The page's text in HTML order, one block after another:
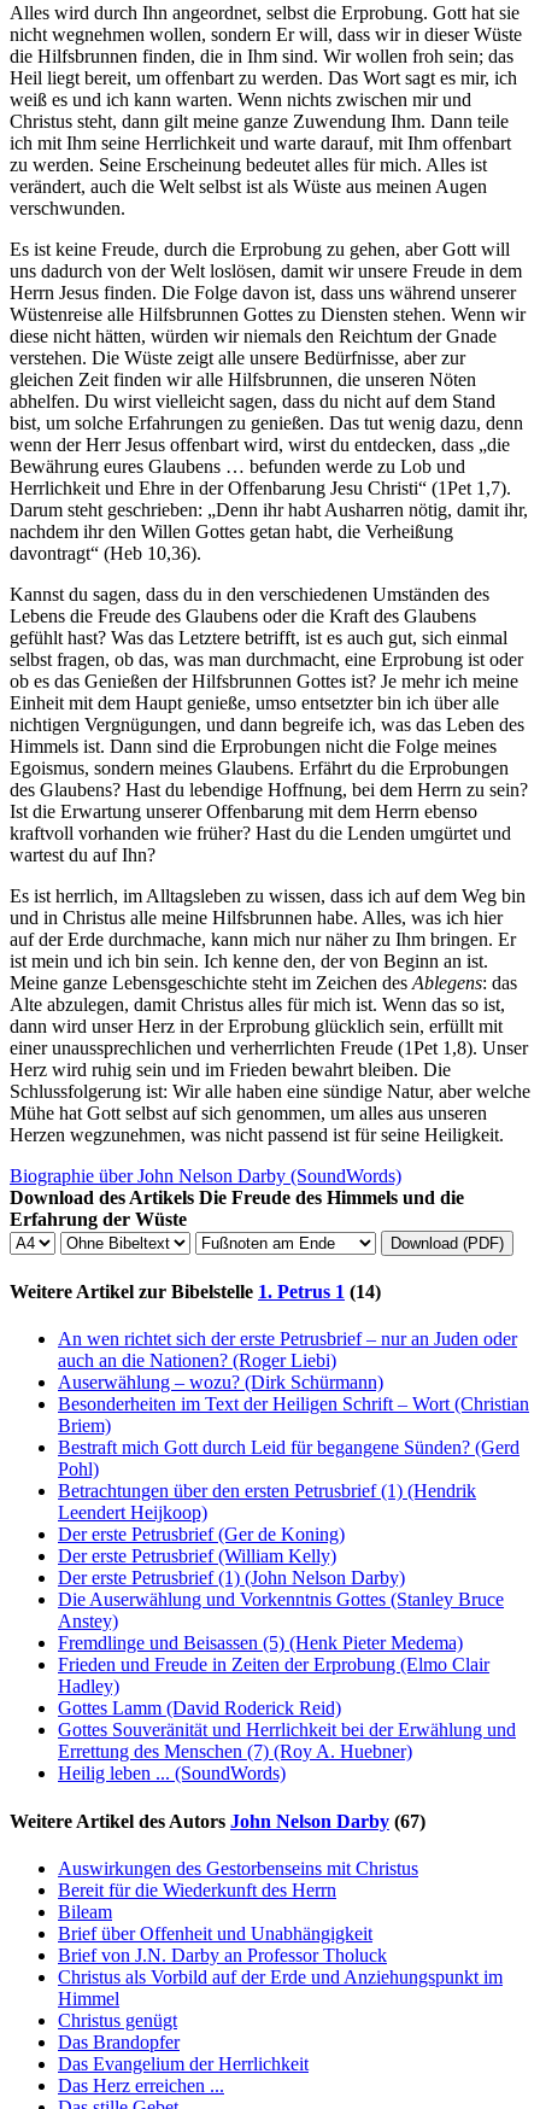
Alles wird durch Ihn angeordnet, selbst die Erprobung. Gott hat sie
nicht wegnehmen wollen, sondern Er will, dass wir in dieser Wüste
die Hilfsbrunnen finden, die in Ihm sind. Wir wollen froh sein; das
Heil liegt bereit, um offenbart zu werden. Das Wort sagt es mir, ich
weiß es und ich kann warten. Wenn nichts zwischen mir und
Christus steht, dann gilt meine ganze Zuwendung Ihm. Dann teile
ich mit Ihm seine Herrlichkeit und warte darauf, mit Ihm offenbart
zu werden. Seine Erscheinung bedeutet alles für mich. Alles ist
verändert, auch die Welt selbst ist als Wüste aus meinen Augen
verschwunden.
Es ist keine Freude, durch die Erprobung zu gehen, aber Gott will
uns dadurch von der Welt loslösen, damit wir unsere Freude in dem
Herrn Jesus finden. Die Folge davon ist, dass uns während unserer
Wüstenreise alle Hilfsbrunnen Gottes zu Diensten stehen. Wenn wir
diese nicht hätten, würden wir niemals den Reichtum der Gnade
verstehen. Die Wüste zeigt alle unsere Bedürfnisse, aber zur
gleichen Zeit finden wir alle Hilfsbrunnen, die unseren Nöten
abhelfen. Du wirst vielleicht sagen, dass du nicht auf dem Stand
bist, um solche Erfahrungen zu genießen. Das tut wenig dazu, denn
wenn der Herr Jesus offenbart wird, wirst du entdecken, dass „die
Bewährung eures Glaubens … befunden werde zu Lob und
Herrlichkeit und Ehre in der Offenbarung Jesu Christi“ (1Pet 1,7).
Darum steht geschrieben: „Denn ihr habt Ausharren nötig, damit ihr,
nachdem ihr den Willen Gottes getan habt, die Verheißung
davontragt“ (Heb 10,36).
Kannst du sagen, dass du in den verschiedenen Umständen des
Lebens die Freude des Glaubens oder die Kraft des Glaubens
gefühlt hast? Was das Letztere betrifft, ist es auch gut, sich einmal
selbst fragen, ob das, was man durchmacht, eine Erprobung ist oder
ob es das Genießen der Hilfsbrunnen Gottes ist? Je mehr ich meine
Einheit mit dem Haupt genieße, umso entsetzter bin ich über alle
nichtigen Vergnügungen, und dann begreife ich, was das Leben des
Himmels ist. Dann sind die Erprobungen nicht die Folge meines
Egoismus, sondern meines Glaubens. Erfährt du die Erprobungen
des Glaubens? Hast du lebendige Hoffnung, bei dem Herrn zu sein?
Ist die Erwartung unserer Offenbarung mit dem Herrn ebenso
kraftvoll vorhanden wie früher? Hast du die Lenden umgürtet und
wartest du auf Ihn?
Es ist herrlich, im Alltagsleben zu wissen, dass ich auf dem Weg bin
und in Christus alle meine Hilfsbrunnen habe. Alles, was ich hier
auf der Erde durchmache, kann mich nur näher zu Ihm bringen. Er
ist mein und ich bin sein. Ich kenne den, der von Beginn an ist.
Meine ganze Lebensgeschichte steht im Zeichen des Ablegens: das
Alte abzulegen, damit Christus alles für mich ist. Wenn das so ist,
dann wird unser Herz in der Erprobung glücklich sein, erfüllt mit
einer unaussprechlichen und verherrlichten Freude (1Pet 1,8). Unser
Herz wird ruhig sein und im Frieden bewahrt bleiben. Die
Schlussfolgerung ist: Wir alle haben eine sündige Natur, aber welche
Mühe hat Gott selbst auf sich genommen, um alles aus unseren
Herzen wegzunehmen, was nicht passend ist für seine Heiligkeit.
Biographie überJohn Nelson Darby (SoundWords)
Download des Artikels Die Freude des Himmels und die
Erfahrung der Wüste
Download (PDF)
Weitere Artikel zur Bibelstelle 1. Petrus 1 (14)
An wen richtet sich der erste Petrusbrief – nur an Juden oder
auch an die Nationen? (Roger Liebi)
Auserwählung – wozu? (Dirk Schürmann)
Besonderheiten im Text der Heiligen Schrift – Wort (Christian
Briem)
Bestraft mich Gott durch Leid für begangene Sünden? (Gerd
Pohl)
Betrachtungen über den ersten Petrusbrief (1) (Hendrik
Leendert Heijkoop)
Der erste Petrusbrief(Ger de Koning)
Der erste Petrusbrief(William Kelly)
Der erste Petrusbrief (1) (John Nelson Darby)
Die Auserwählung und Vorkenntnis Gottes (Stanley Bruce
Anstey)
Fremdlinge und Beisassen (5) (Henk Pieter Medema)
Frieden und Freude in Zeiten der Erprobung (Elmo Clair
Hadley)
Gottes Lamm (David Roderick Reid)
Gottes Souveränität und Herrlichkeit bei der Erwählung und
Errettung des Menschen (7) (Roy A. Huebner)
Heilig leben ... (SoundWords)
Weitere Artikel des Autors John Nelson Darby (67)
Auswirkungen des Gestorbenseins mit Christus
Bereit für die Wiederkunft des Herrn
Bileam
Brief über Offenheit und Unabhängigkeit
Brief von J.N. Darby an Professor Tholuck
Christus als Vorbild auf der Erde und Anziehungspunkt im
Himmel
Christus genügt
Das Brandopfer
Das Evangelium der Herrlichkeit
Das Herz erreichen ...